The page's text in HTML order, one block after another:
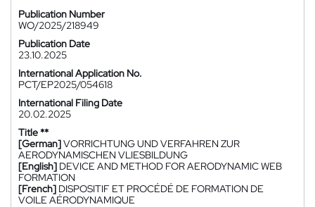
Publication Number
WO/2025/218949
Publication Date
23.10.2025
International Application No.
PCT/EP2025/054618
International Filing Date
20.02.2025
Title **
[German]VORRICHTUNG UND VERFAHREN ZUR
AERODYNAMISCHEN VLIESBILDUNG
[English] DEVICE AND METHOD FOR AERODYNAMIC WEB
FORMATION
[French] DISPOSITIF ET PROCÉDÉ DE FORMATION DE
VOILE AÉRODYNAMIQUE